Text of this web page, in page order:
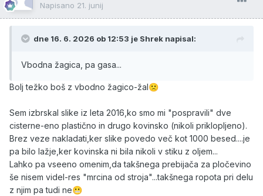
Napisano 21. junij
dne 16. 6. 2026 ob 12:53 je Shrek napisal:
Vbodna žagica, pa gasa...
Bolj težko boš z vbodno žagico-žal🙁
Sem izbrskal slike iz leta 2016,ko smo mi "pospravili" dve
cisterne-eno plastično in drugo kovinsko (nikoli priklopljeno).
Brez veze nakladati,ker slike povedo več kot 1000 besed....je
pa bilo lažje,ker kovinska ni bila nikoli v stiku z oljem...
Lahko pa vseeno omenim,da takšnega prebijača za pločevino
še nisem videl-res "mrcina od stroja"...takšnega ropota pri delu
z njim pa tudi ne😬